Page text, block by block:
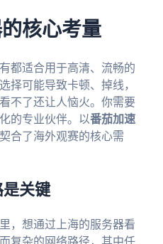
核心考量
都适合用于高清、流畅的
择可能导致卡顿、掉线，
不了还让人恼火。你需要
的专业伙伴。以番茄加速
合了海外观赛的核心需
关键
，想通过上海的服务器看
复杂的网络路径，其中任